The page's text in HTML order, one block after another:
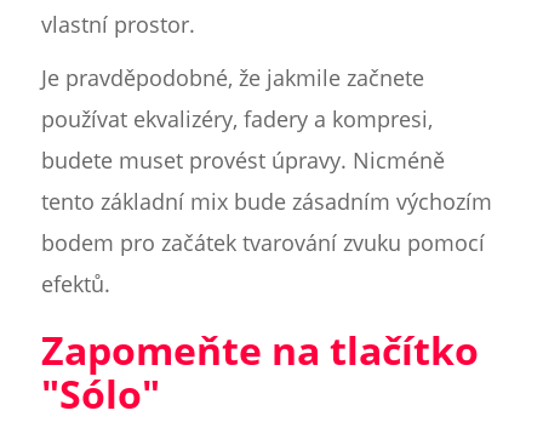
vlastní prostor.
Je pravděpodobné, že jakmile začnete
používat ekvalizéry, fadery a kompresi,
budete muset provést úpravy. Nicméně
tento základní mix bude zásadním výchozím
bodem pro začátek tvarování zvuku pomocí
efektů.
Zapomeňte na tlačítko
"Sólo"